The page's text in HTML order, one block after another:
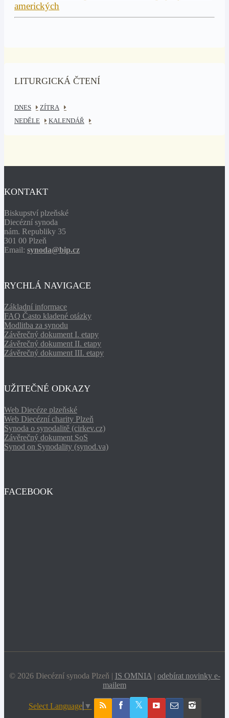
LITURGICKÁ ČTENÍ
DNES
ZÍTRA
NEDĚLE
KALENDÁŘ
KONTAKT
Biskupství plzeňské
Diecézní synoda
nám. Republiky 35
301 00 Plzeň
Email: synoda@bip.cz
RYCHLÁ NAVIGACE
Základní informace
FAQ Často kladené otázky
Modlitba za synodu
Závěrečný dokument I. etapy
Závěrečný dokument II. etapy
Závěrečný dokument III. etapy
UŽITEČNÉ ODKAZY
Web Diecéze plzeňské
Web Diecézní charity Plzeň
Synoda o synodalitě (cirkev.cz)
Závěrečný dokument SoS
Synod on Synodality (synod.va)
FACEBOOK
© 2026 Diecézní synoda Plzeň | IS OMNIA | odebírat novinky e-
mailem
Select Language ▼